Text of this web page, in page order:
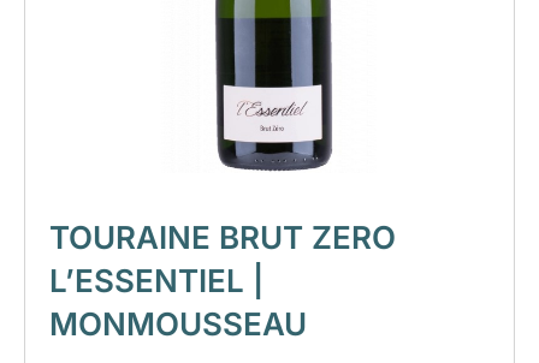
TOURAINE BRUT ZERO
L’ESSENTIEL |
MONMOUSSEAU